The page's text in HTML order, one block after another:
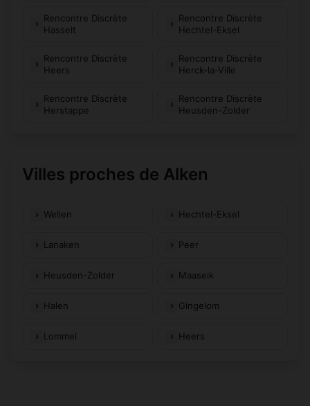
Rencontre Discrète
Hasselt
Rencontre Discrète
Hechtel-Eksel
Rencontre Discrète
Heers
Rencontre Discrète
Herck-la-Ville
Rencontre Discrète
Herstappe
Rencontre Discrète
Heusden-Zolder
Villes proches de Alken
Wellen Hechtel-Eksel
Lanaken Peer
Heusden-Zolder Maaseik
Halen Gingelom
Lommel Heers